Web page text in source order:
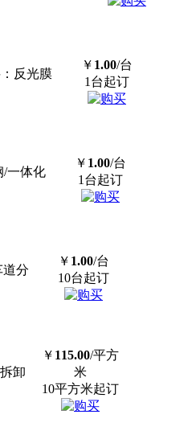
反光膜
￥ 1.00/台
1台起订
/一体化
￥ 1.00/台
1台起订
分
￥ 1.00/台
10台起订
卸
￥ 115.00/平方
米
10平方米起订